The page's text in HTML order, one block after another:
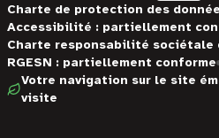
Charte de protection des
Accessibilité : partiellement
Charte responsabilité sociétale
RGESN : partiellement conforme
Votre navigation sur le site
visite